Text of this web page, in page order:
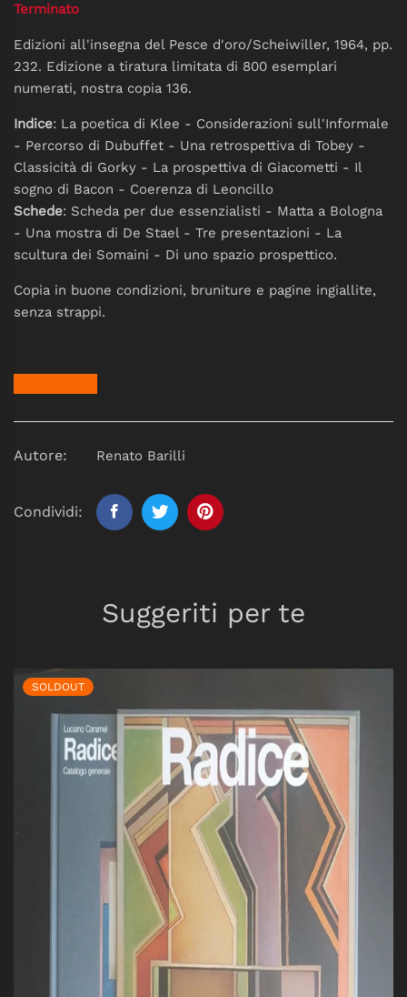
Terminato
Edizioni all'insegna del Pesce d'oro/Scheiwiller, 1964, pp.
232. Edizione a tiratura limitata di 800 esemplari
numerati, nostra copia 136.
Indice: La poetica di Klee - Considerazioni sull'Informale
- Percorso di Dubuffet - Una retrospettiva di Tobey -
Classicità di Gorky - La prospettiva di Giacometti - Il
sogno di Bacon - Coerenza di Leoncillo
Schede: Scheda per due essenzialisti - Matta a Bologna
- Una mostra di De Stael - Tre presentazioni - La
scultura dei Somaini - Di uno spazio prospettico.
Copia in buone condizioni, bruniture e pagine ingiallite,
senza strappi.
Autore: Renato Barilli
Condividi:
Suggeriti per te
SOLDOUT